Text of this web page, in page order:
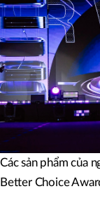
Các sản phẩm của
Better Choice